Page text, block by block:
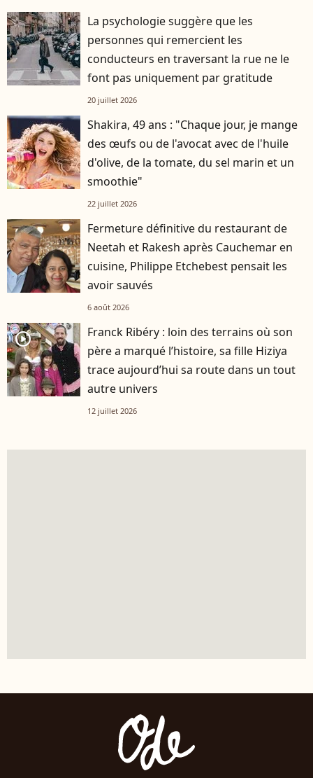
La psychologie suggère que les
personnes qui remercient les
conducteurs en traversant la rue ne le
font pas uniquement par gratitude
20 juillet 2026
Shakira, 49 ans : "Chaque jour, je mange
des œufs ou de l'avocat avec de l'huile
d'olive, de la tomate, du sel marin et un
smoothie"
22 juillet 2026
Fermeture définitive du restaurant de
Neetah et Rakesh après Cauchemar en
cuisine, Philippe Etchebest pensait les
avoir sauvés
6 août 2026
player2
Franck Ribéry : loin des terrains où son
père a marqué l’histoire, sa fille Hiziya
trace aujourd’hui sa route dans un tout
autre univers
12 juillet 2026